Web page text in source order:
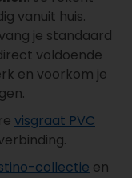
vanuit huis.
je standaard
voldoende
en voorkom je
visgraat PVC
collectie en